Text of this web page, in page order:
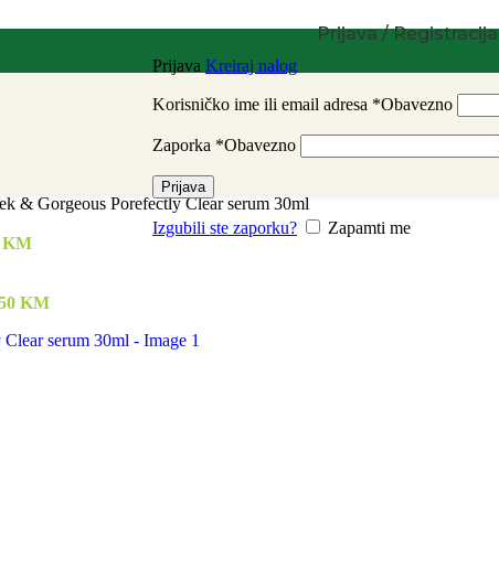
Prijava / Registracija
Prijava Kreiraj nalog
Korisničko ime ili email adresa *Obavezno
Zaporka *Obavezno
Prijava
Izgubili ste zaporku? Zapamti me
& Gorgeous Porefectly Clear serum 30ml
KM
KM